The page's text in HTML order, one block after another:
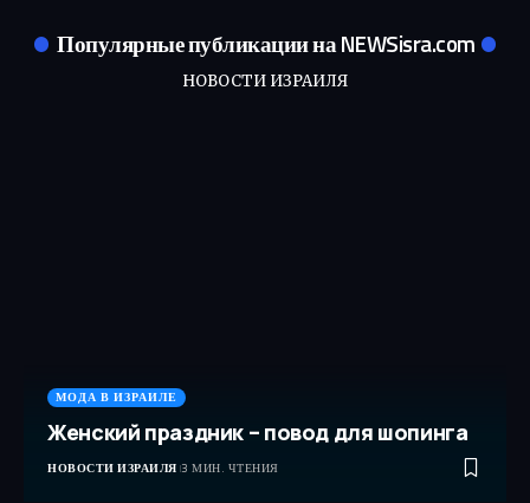
Популярные публикации на NEWSisra.com
НОВОСТИ ИЗРАИЛЯ
МОДА В ИЗРАИЛЕ
Женский праздник – повод для шопинга
НОВОСТИ ИЗРАИЛЯ 3 МИН. ЧТЕНИЯ